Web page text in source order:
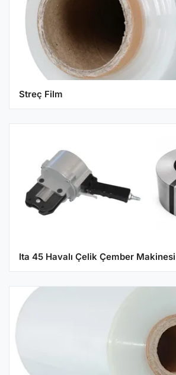
Streç Film
Ita 45 Havalı Çelik Çember Makinesi